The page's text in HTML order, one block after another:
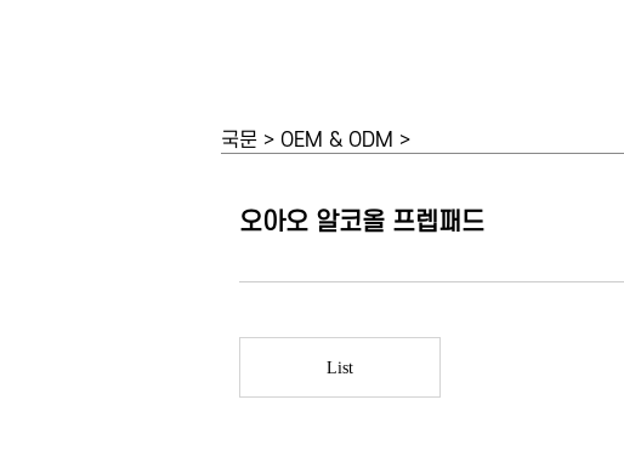
국문 > OEM & ODM >
오아오 알코올 프렙패드
List